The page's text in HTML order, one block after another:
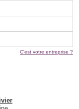
C'est votre entreprise ?